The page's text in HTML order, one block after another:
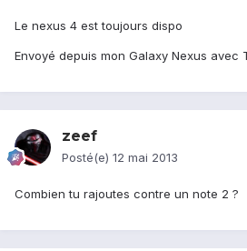
Le nexus 4 est toujours dispo
Envoyé depuis mon Galaxy Nexus avec
zeef
Posté(e) 12 mai 2013
Combien tu rajoutes contre un note 2 ?